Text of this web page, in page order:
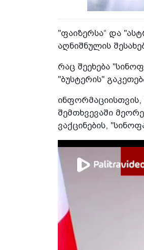
"ფაიზერსა“ და
აღნიშნულის
რაც შეეხება
"ბუსტერის"
ინფორმაციისთვის,
შემთხვევაში
ვაქცინების,